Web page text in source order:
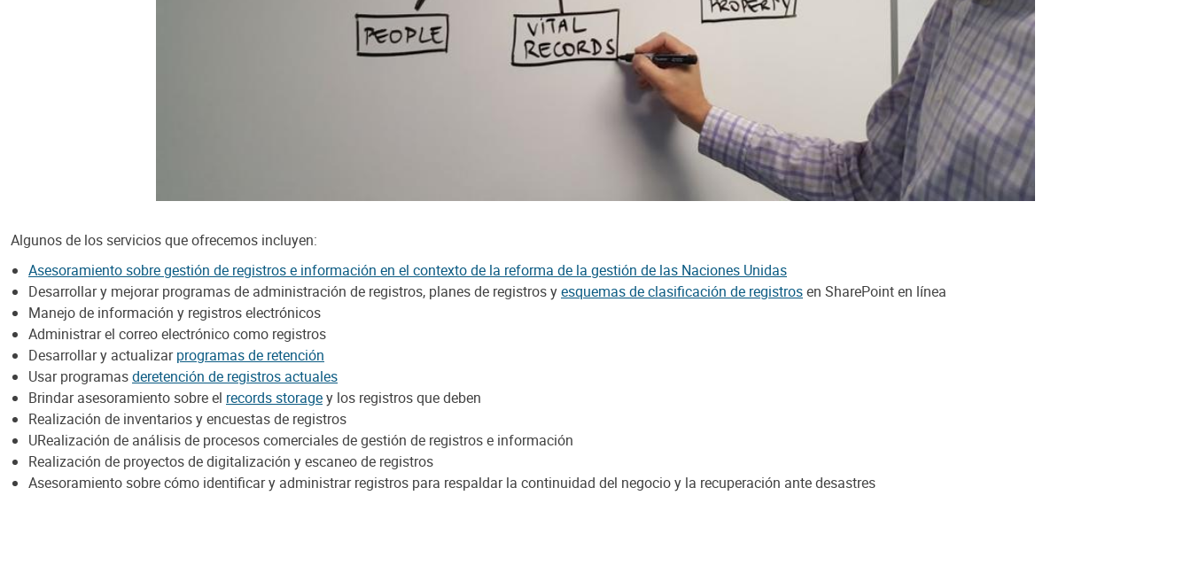
Algunos de los servicios que ofrecemos incluyen:
Asesoramiento sobre gestión de registros e información en el contexto de la reforma de la gestión de las Naciones Unidas
Desarrollar y mejorar programas de administración de registros, planes de registros yesquemas de clasificación de registrosen SharePoint en línea
Manejo de información y registros electrónicos
Administrar el correo electrónico como registros
Desarrollar y actualizarprogramas de retención
Usar programasderetención de registros actuales
Brindar asesoramiento sobre el records storagey los registros que deben
Realización de inventarios y encuestas de registros
URealización de análisis de procesos comerciales de gestión de registros e información
Realización de proyectos de digitalización y escaneo de registros
Asesoramiento sobre cómo identificar y administrar registros para respaldar la continuidad del negocio y la recuperación ante desastres